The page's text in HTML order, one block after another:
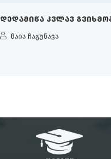
ᲓᲔᲓᲐᲛᲘᲬᲐ ᲙᲕᲚᲐᲕ
მაია ჩაგუნავა